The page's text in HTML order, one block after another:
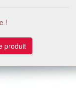
!
produit